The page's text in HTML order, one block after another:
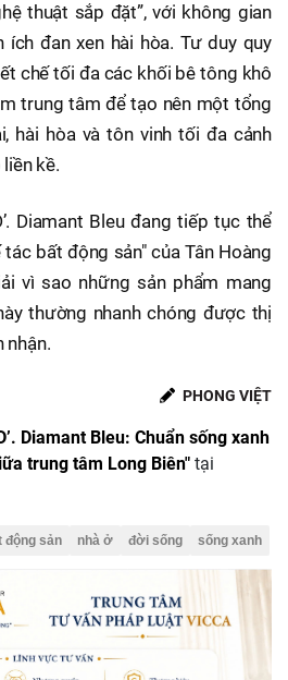
thuật sắp đặt”, với không gian
ích đan xen hài hòa. Tư duy quy
chế tối đa các khối bê tông khô
trung tâm để tạo nên một tổng
hài hòa và tôn vinh tối đa cảnh
kề.
Diamant Bleu đang tiếp tục thể
bất động sản" của Tân Hoàng
vì sao những sản phẩm mang
thường nhanh chóng được thị
nhận.
PHONG VIỆT
Diamant Bleu: Chuẩn sống xanh
trung tâm Long Biên" tại
động sản nhà ở đời sống sống xanh